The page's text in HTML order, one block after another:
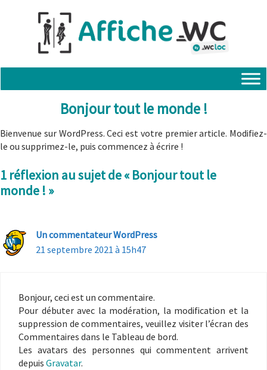
Bonjour tout le monde !
Bienvenue sur WordPress. Ceci est votre premier article. Modifiez-
le ou supprimez-le, puis commencez à écrire !
1 réflexion au sujet de « Bonjour tout le
monde ! »
Un commentateur WordPress
21 septembre 2021 à 15h47
Bonjour, ceci est un commentaire.
Pour débuter avec la modération, la modification et la
suppression de commentaires, veuillez visiter l’écran des
Commentaires dans le Tableau de bord.
Les avatars des personnes qui commentent arrivent
depuis Gravatar.